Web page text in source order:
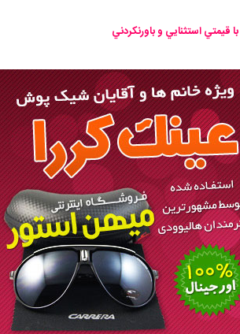
با قيمتي استثنايي و باورنكردني